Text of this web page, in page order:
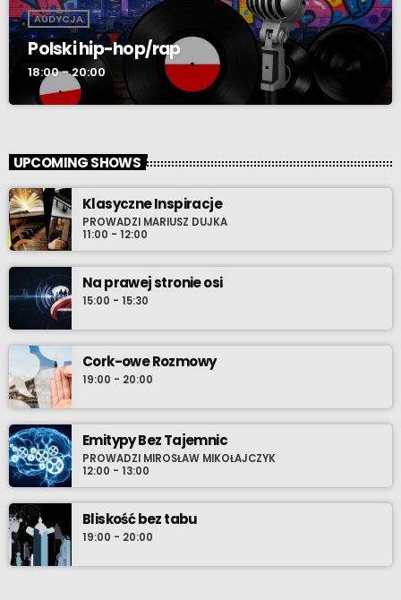
AUDYCJA
Polski hip-hop/rap
18:00 - 20:00
UPCOMING SHOWS
Klasyczne Inspiracje
PROWADZI MARIUSZ DUJKA
11:00 - 12:00
Na prawej stronie osi
15:00 - 15:30
Cork-owe Rozmowy
19:00 - 20:00
Emitypy Bez Tajemnic
PROWADZI MIROSŁAW MIKOŁAJCZYK
12:00 - 13:00
Bliskość bez tabu
19:00 - 20:00